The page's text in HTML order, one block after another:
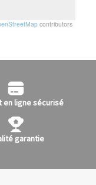
contributors
en ligne sécurisé
garantie